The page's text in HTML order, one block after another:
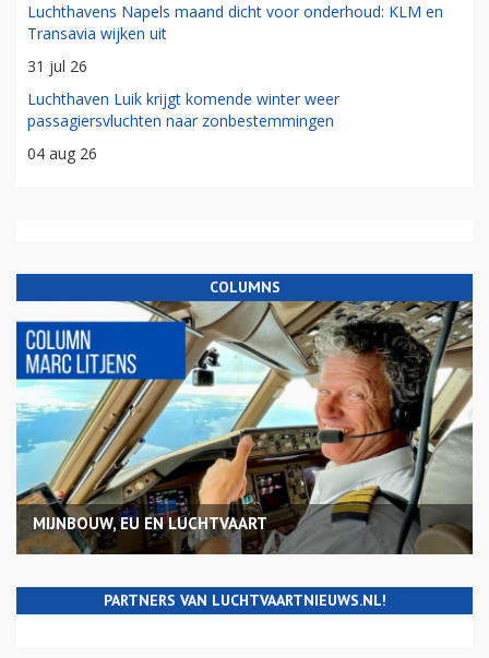
Luchthavens Napels maand dicht voor onderhoud: KLM en
Transavia wijken uit
31 jul 26
Luchthaven Luik krijgt komende winter weer
passagiersvluchten naar zonbestemmingen
04 aug 26
COLUMNS
MIJNBOUW, EU EN LUCHTVAART
PARTNERS VAN LUCHTVAARTNIEUWS.NL!